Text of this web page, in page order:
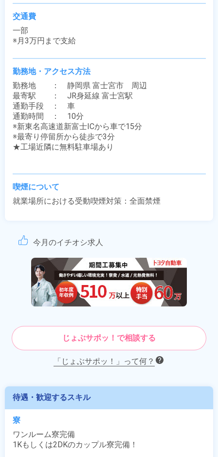
交通費
一部
※月3万円まで支給
勤務地・アクセス方法
勤務地　　：　静岡県 富士宮市　周辺
最寄駅　　：　JR身延線 富士宮駅
通勤手段　：　車
通勤時間　：　10分
※新東名高速道新富士ICから車で15分
※最寄り停留所から徒歩で3分
★工場近隣に無料駐車場あり
喫煙について
就業場所における受動喫煙対策：全面禁煙
今月のイチオシ求人
じょぶサポッ！で相談する
「じょぶサポッ！」って何？
待遇・歓迎するスキル
寮
ワンルーム寮完備
1Kもしくは2DKのカップル寮完備！